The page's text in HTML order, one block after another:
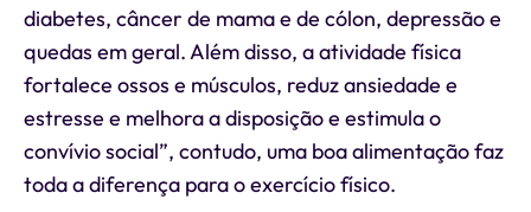
diabetes, câncer de mama e de cólon, depressão e
quedas em geral. Além disso, a atividade física
fortalece ossos e músculos, reduz ansiedade e
estresse e melhora a disposição e estimula o
convívio social”, contudo, uma boa alimentação faz
toda a diferença para o exercício físico.